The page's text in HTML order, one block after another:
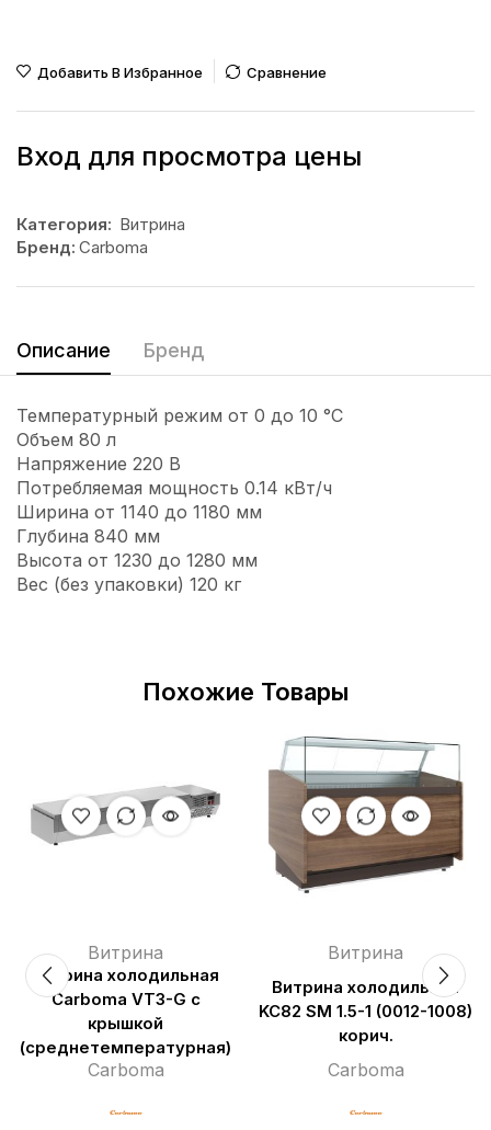
Добавить В Избранное Сравнение
Вход для просмотра цены
Категория: Витрина
Бренд: Carboma
Описание Бренд
Температурный режим от 0 до 10 °С
Объем 80 л
Напряжение 220 В
Потребляемая мощность 0.14 кВт/ч
Ширина от 1140 до 1180 мм
Глубина 840 мм
Высота от 1230 до 1280 мм
Вес (без упаковки) 120 кг
Похожие Товары
Витрина
Витрина холодильная
Carboma VT3-G с
крышкой
(среднетемпературная)
Carboma
Витрина
Витрина холодильная
KC82 SM 1.5-1 (0012-1008)
корич.
Carboma